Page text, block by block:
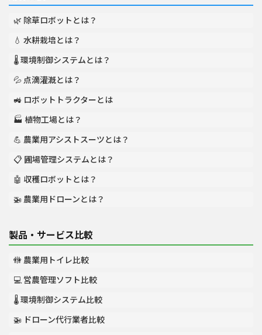
🌿 除草ロボットとは？
💧 水耕栽培とは？
🌡️ 環境制御システムとは？
💦 点滴灌漑とは？
🚜 ロボットトラクターとは
🏭 植物工場とは？
💪 農業用アシストスーツとは？
📋 圃場管理システムとは？
🤖 収穫ロボットとは？
🚁 農業用ドローンとは？
製品・サービス比較
🚻 農業用トイレ比較
💻 営農管理ソフト比較
🌡️ 環境制御システム比較
🚁 ドローン代行業者比較